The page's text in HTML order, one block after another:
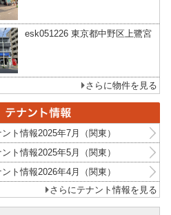
esk051226 東京都中野区上鷺宮
さらに物件を見る
ト情報2025年7月（関東）
ト情報2025年5月（関東）
ト情報2026年4月（関東）
さらにテナント情報を見る